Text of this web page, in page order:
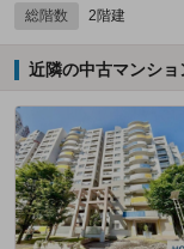
総階数 2階建
近隣の中古マンショ